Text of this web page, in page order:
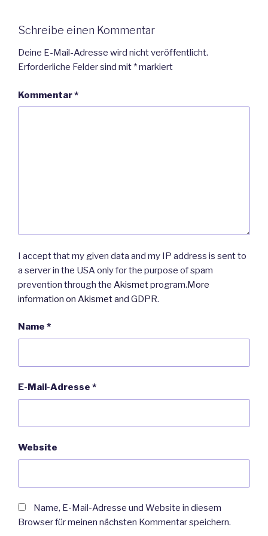
Schreibe einen Kommentar
Deine E-Mail-Adresse wird nicht veröffentlicht.
Erforderliche Felder sind mit *markiert
Kommentar*
I accept that my given data and my IP address is sent to
a server in the USA only for the purpose of spam
prevention through the Akismetprogram.More
information on Akismet and GDPR.
Name *
E-Mail-Adresse *
Website
Name, E-Mail-Adresse und Website in diesem
Browser für meinen nächsten Kommentar speichern.